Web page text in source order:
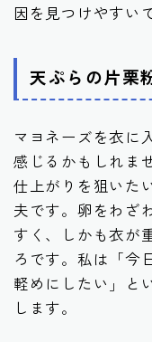
因を見つけやすい
天ぷらの片栗
マヨネーズを衣に
感じるかもしれま
仕上がりを狙いた
夫です。卵をわざ
すく、しかも衣が
ろです。私は「今
軽めにしたい」と
します。